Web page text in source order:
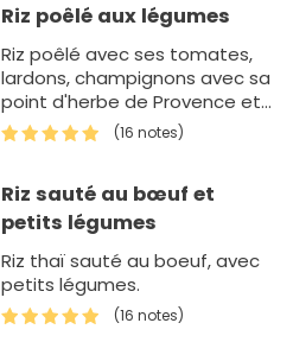
Riz poêlé aux légumes
Riz poêlé avec ses tomates,
lardons, champignons avec sa
point d'herbe de Provence et
sa crème fraîche.
(16 notes)
Riz sauté au bœuf et
petits légumes
Riz thaï sauté au boeuf, avec
petits légumes.
(16 notes)